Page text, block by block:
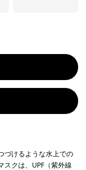
づけるような水上での
スクは、UPF（紫外線